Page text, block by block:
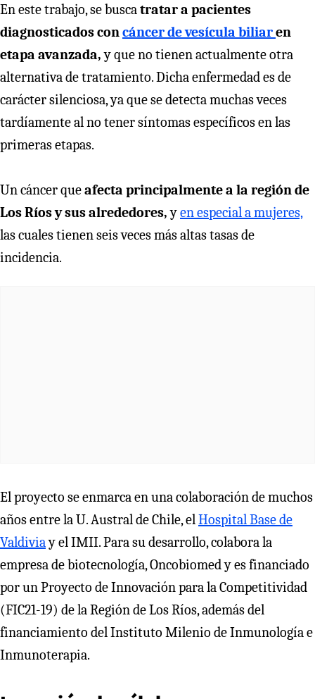
En este trabajo, se buscatratar a pacientes
diagnosticados concáncer de vesícula biliaren
etapa avanzada,y que no tienen actualmente otra
alternativa de tratamiento. Dicha enfermedad es de
carácter silenciosa, ya que se detecta muchas veces
tardíamente al no tener síntomas específicos en las
primeras etapas.
Un cáncer queafecta principalmente a la región de
Los Ríos y sus alrededores,yen especial a mujeres,
las cuales tienen seis veces más altas tasas de
incidencia.
El proyecto se enmarca en una colaboración de muchos
años entre la U. Austral de Chile, elHospital Base de
Valdiviay el IMII. Para su desarrollo, colabora la
empresa de biotecnología, Oncobiomed y es financiado
por un Proyecto de Innovación para la Competitividad
(FIC21-19) de la Región de Los Ríos, además del
financiamiento del Instituto Milenio de Inmunología e
Inmunoterapia.